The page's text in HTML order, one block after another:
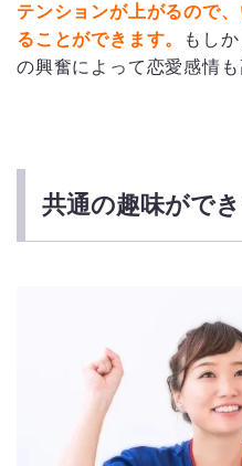
テンションが上がるので
ることができます。
もし
の興奮によって恋愛感情
共通の趣味がで